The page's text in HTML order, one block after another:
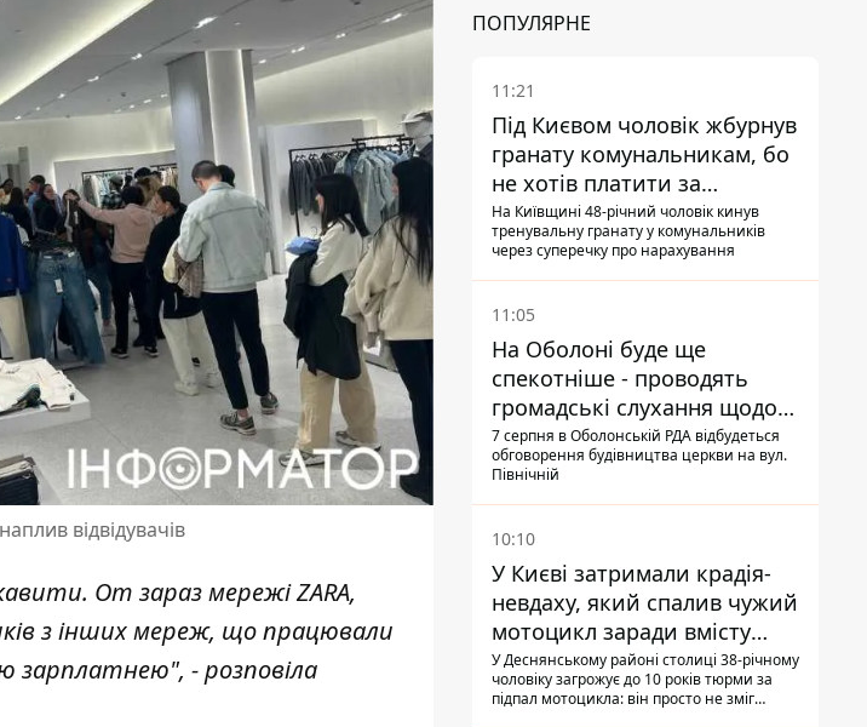
відвідувачів
От зараз мережі ZARA,
з інших мереж, що працювали
- розповіла
ПОПУЛЯРНЕ
11:21
Під Києвом чоловік жбурнув
гранату комунальникам, бо
не хотів платити за
квитанціями
На Київщині 48-річний чоловік кинув
тренувальну гранату у комунальників
через суперечку про нарахування
11:05
На Оболоні буде ще
спекотніше - проводять
громадські слухання щодо
храму УГКЦ на Північній
7 серпня в Оболонській РДА відбудеться
обговорення будівництва церкви на вул.
Північній
10:10
У Києві затримали крадія-
невдаху, який спалив чужий
мотоцикл заради вмісту
багажника
У Деснянському районі столиці 38-річному
чоловіку загрожує до 10 років тюрми за
підпал мотоцикла: він просто не зміг